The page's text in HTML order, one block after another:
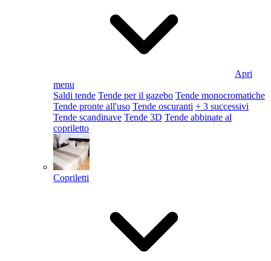
Apri
menu
Saldi tende Tende per il gazebo Tende monocromatiche
Tende pronte all'uso Tende oscuranti + 3 successivi
Tende scandinave Tende 3D Tende abbinate al
copriletto
Copriletti